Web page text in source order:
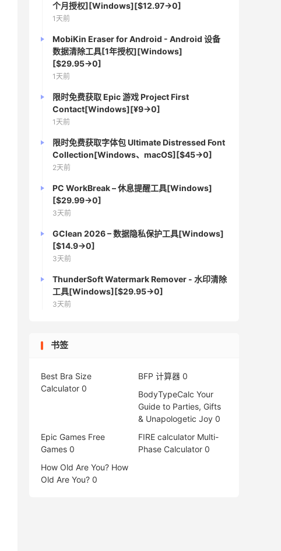
个月授权][Windows][$12.97→0]
1天前
MobiKin Eraser for Android - Android 设备
数据清除工具[1年授权][Windows]
[$29.95→0]
1天前
限时免费获取 Epic 游戏 Project First
Contact[Windows][¥9→0]
1天前
限时免费获取字体包 Ultimate Distressed Font
Collection[Windows、macOS][$45→0]
2天前
PC WorkBreak – 休息提醒工具[Windows]
[$29.99→0]
3天前
GClean 2026 – 数据隐私保护工具[Windows]
[$14.9→0]
3天前
ThunderSoft Watermark Remover - 水印清除
工具[Windows][$29.95→0]
3天前
书签
Best Bra Size
Calculator 0
BFP 计算器 0
BodyTypeCalc Your
Guide to Parties, Gifts
& Unapologetic Joy 0
Epic Games Free
Games 0
FIRE calculator Multi-
Phase Calculator 0
How Old Are You? How
Old Are You? 0